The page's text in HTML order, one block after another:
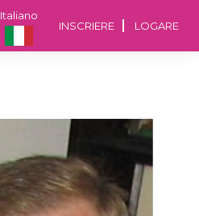
INSCRIERE LOGARE
Italiano